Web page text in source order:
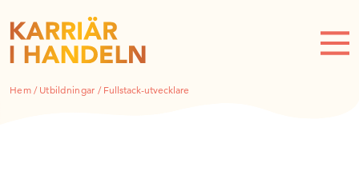
Hem/ Utbildningar / Fullstack-utvecklare